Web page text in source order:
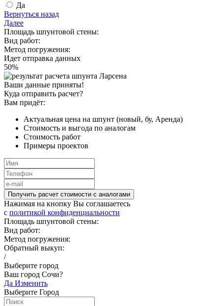
Да
Вернуться назад
Далее
Площадь шпунтовой стены:
Вид работ:
Метод погружения:
Идет отправка данных
50%
Ваши данные приняты!
Куда отправить расчет?
Вам придёт:
Актуальная цена на шпунт (новый, бу, Аренда)
Стоимость и выгода по аналогам
Стоимость работ
Примеры проектов
Получить расчет стоимости c аналогами
Нажимая на кнопку Вы соглашаетесь
c политикой конфиденциальности
Площадь шпунтовой стены:
Вид работ:
Метод погружения:
Обратный выкуп:
/
Выберите город
Ваш город Сочи?
Да Изменить
Выберите Город